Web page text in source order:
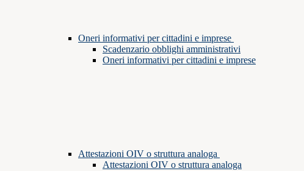
Oneri informativi per cittadini e imprese
Scadenzario obblighi amministrativi
Oneri informativi per cittadini e imprese
Attestazioni OIV o struttura analoga
Attestazioni OIV o struttura analoga